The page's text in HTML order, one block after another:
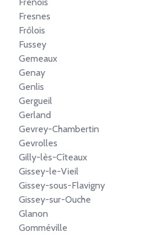
Fresnes
Frôlois
Fussey
Gemeaux
Genay
Genlis
Gergueil
Gerland
Gevrey-Chambertin
Gevrolles
Gilly-lès-Cîteaux
Gissey-le-Vieil
Gissey-sous-Flavigny
Gissey-sur-Ouche
Glanon
Gomméville